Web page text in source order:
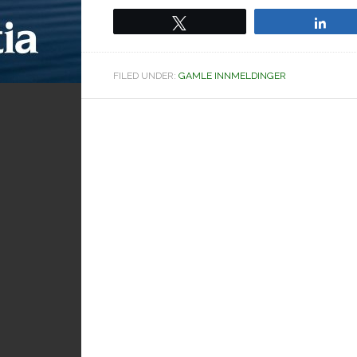
FILED UNDER: GAMLE INNMELDINGER